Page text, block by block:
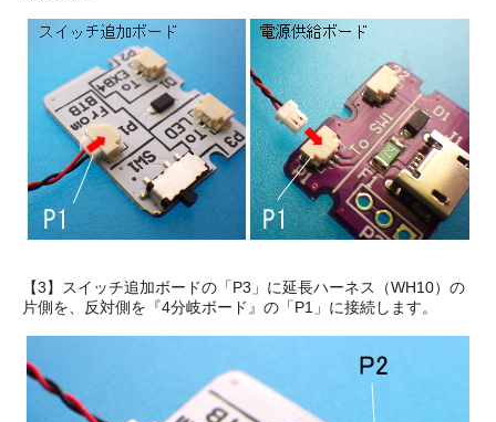
【3】スイッチ追加ボードの「P3」に延長ハーネス（WH10）の
片側を、反対側を『4分岐ボード』の「P1」に接続します。